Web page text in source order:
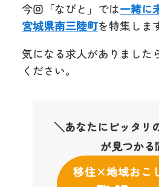
今回「なびと」では一緒に
宮城県南三陸町を特集しま
気になる求人がありました
ください。
＼あなたにピッタリ
が見つかる
移住×地域おこ